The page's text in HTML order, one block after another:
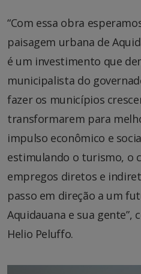
“Com essa obra
paisagem urbana de
é um investimento que
municipalista do
fazer os municípios
transformarem para
impulso econômico e
estimulando o turismo, o
empregos diretos e
passo em direção a um
Aquidauana e sua gente”,
Helio Peluffo.